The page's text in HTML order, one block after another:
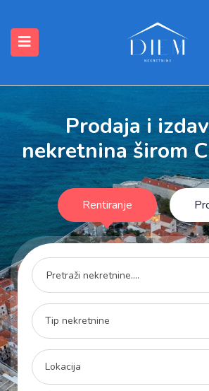
(Nekretnine)
Prodaja i
nekretnina širom
Rentiranje
Tip nekretnine
Lokacija